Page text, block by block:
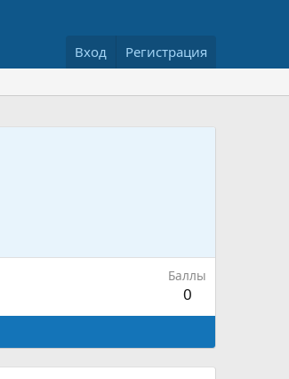
Вход Регистрация
Баллы
0